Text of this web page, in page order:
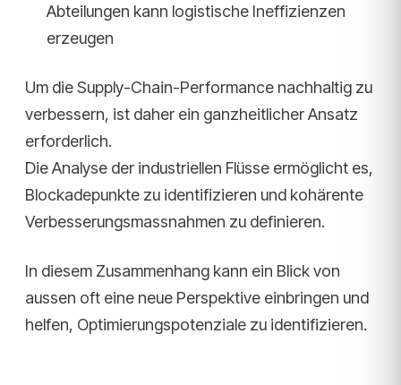
Abteilungen kann logistische Ineffizienzen
erzeugen
Um die Supply-Chain-Performance nachhaltig zu
verbessern, ist daher ein ganzheitlicher Ansatz
erforderlich.
Die Analyse der industriellen Flüsse ermöglicht es,
Blockadepunkte zu identifizieren und kohärente
Verbesserungsmassnahmen zu definieren.
In diesem Zusammenhang kann ein Blick von
aussen oft eine neue Perspektive einbringen und
helfen, Optimierungspotenziale zu identifizieren.